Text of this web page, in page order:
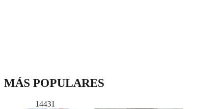
MÁS POPULARES
14431